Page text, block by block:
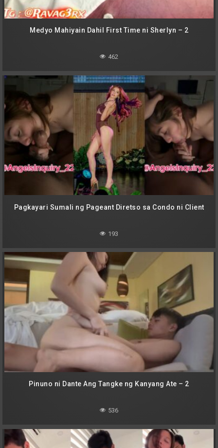
Medyo Mahiyain Dahil First Time ni Sherlyn – 2
462
Pagkayari Sumali ng Pageant Diretso sa Condo ni Client
193
Pinuno ni Dante Ang Tangke ng Kanyang Ate – 2
536